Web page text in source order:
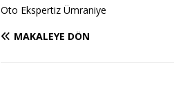
Oto Ekspertiz Ümraniye
MAKALEYE DÖN